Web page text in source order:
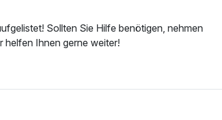
Sollten Sie Hilfe benötigen, nehmen
helfen Ihnen gerne weiter!